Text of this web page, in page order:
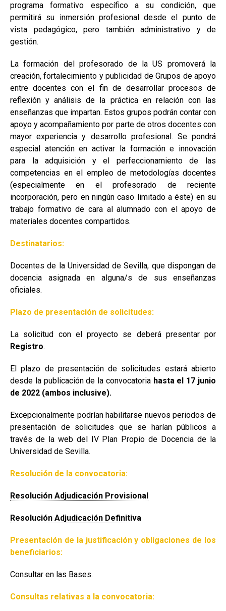
programa formativo específico a su condición, que
permitirá su inmersión profesional desde el punto de
vista pedagógico, pero también administrativo y de
gestión.
La formación del profesorado de la US promoverá la
creación, fortalecimiento y publicidad de Grupos de apoyo
entre docentes con el fin de desarrollar procesos de
reflexión y análisis de la práctica en relación con las
enseñanzas que impartan. Estos grupos podrán contar con
apoyo y acompañamiento por parte de otros docentes con
mayor experiencia y desarrollo profesional. Se pondrá
especial atención en activar la formación e innovación
para la adquisición y el perfeccionamiento de las
competencias en el empleo de metodologías docentes
(especialmente en el profesorado de reciente
incorporación, pero en ningún caso limitado a éste) en su
trabajo formativo de cara al alumnado con el apoyo de
materiales docentes compartidos.
Destinatarios:
Docentes de la Universidad de Sevilla, que dispongan de
docencia asignada en alguna/s de sus enseñanzas
oficiales.
Plazo de presentación de solicitudes:
La solicitud con el proyecto se deberá presentar por
Registro.
El plazo de presentación de solicitudes estará abierto
desde la publicación de la convocatoria hasta el 17 junio
de 2022 (ambos inclusive).
Excepcionalmente podrían habilitarse nuevos periodos de
presentación de solicitudes que se harían públicos a
través de la web del IV Plan Propio de Docencia de la
Universidad de Sevilla.
Resolución de la convocatoria:
Resolución Adjudicación Provisional
Resolución Adjudicación Definitiva
Presentación de la justificación y obligaciones de los
beneficiarios:
Consultar en las Bases.
Consultas relativas a la convocatoria: